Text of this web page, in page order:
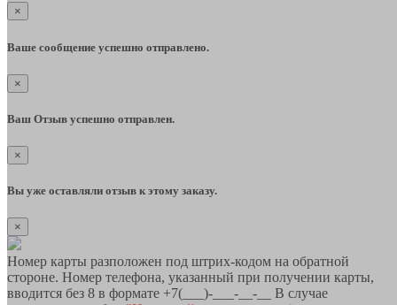
×
Ваше сообщение успешно отправлено.
×
Ваш Отзыв успешно отправлен.
×
Вы уже оставляли отзыв к этому заказу.
×
Номер карты разположен под штрих-кодом на обратной
стороне. Номер телефона, указанный при получении карты,
вводится без 8 в формате +7(___)-___-__-__ В случае